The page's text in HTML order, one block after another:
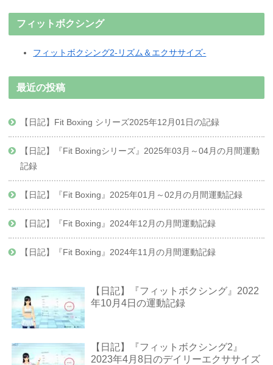
フィットボクシング
フィットボクシング2-リズム＆エクササイズ-
最近の投稿
【日記】Fit Boxing シリーズ2025年12月01日の記録
【日記】『Fit Boxingシリーズ』2025年03月～04月の月間運動
記録
【日記】『Fit Boxing』2025年01月～02月の月間運動記録
【日記】『Fit Boxing』2024年12月の月間運動記録
【日記】『Fit Boxing』2024年11月の月間運動記録
【日記】『フィットボクシング』2022
年10月4日の運動記録
【日記】『フィットボクシング2』
2023年4月8日のデイリーエクササイズ